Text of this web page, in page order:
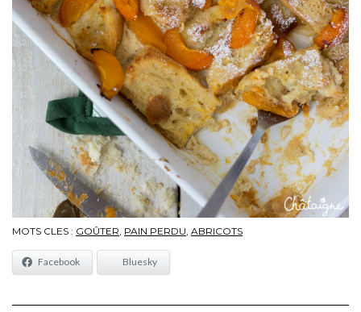
MOTS CLES : GOÛTER PAIN PERDU ABRICOTS
Facebook Bluesky